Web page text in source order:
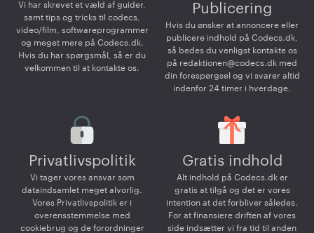
Vi har skrevet et væld af guider,
samt tips og tricks til codecs,
video/film, softwareprogrammer
og meget mere på Codecs.dk.
Hvis du har spørgsmål, så er du
velkommen til at kontakte os.
Publicering
Hvis du ønsker at annoncere eller
publicere indhold på Codecs.dk,
så bedes du venligst kontakte os
på redaktionen@codecs.dk med
din forespørgsel og vi svarer altid
indenfor 24 timer i hverdage.
Privatlivspolitik
Vi tager vores ansvar som
dataindsamlet meget alvorlig.
Vores Privatlivspolitik er i
overensstemmelse med
cookiebrug og de forordninger
Gratis indhold
Alt indhold på Codecs.dk er
gratis at tilgå og det er vores
intention at det forbliver således.
For at finansiere driften af vores
side indsætter vi fra tid til anden